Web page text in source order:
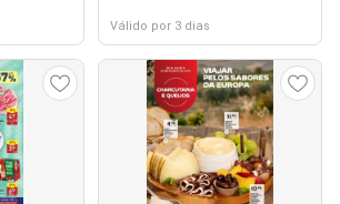
Válido por 3 dias